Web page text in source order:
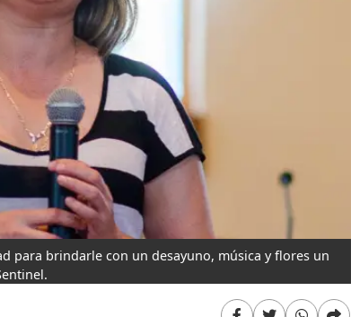
para brindarle con un desayuno, música y flores un